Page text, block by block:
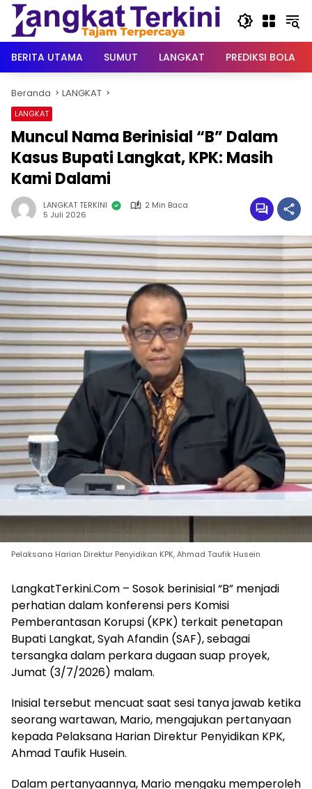
Langsung
konten
BERITA UTAMA
SUMUT LANGKAT PREDIKSI BOLA
Beranda LANGKAT
LANGKAT
Muncul Nama Berinisial “B” Dalam
Kasus Bupati Langkat, KPK: Masih
Kami Dalami
LANGKAT TERKINI
2 Min Baca
5 Juli 2026
Pelaksana Harian Direktur Penyidikan KPK, Ahmad Taufik Husein
LangkatTerkini.Com – Sosok berinisial “B” menjadi
perhatian dalam konferensi pers Komisi
Pemberantasan Korupsi (KPK) terkait penetapan
Bupati Langkat, Syah Afandin (SAF), sebagai
tersangka dalam perkara dugaan suap proyek,
Jumat (3/7/2026) malam.
Inisial tersebut mencuat saat sesi tanya jawab ketika
seorang wartawan, Mario, mengajukan pertanyaan
kepada Pelaksana Harian Direktur Penyidikan KPK,
Ahmad Taufik Husein.
Dalam pertanyaannya, Mario mengaku memperoleh